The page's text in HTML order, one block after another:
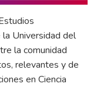
Universidad del
la comunidad
relevantes y de
en Ciencia